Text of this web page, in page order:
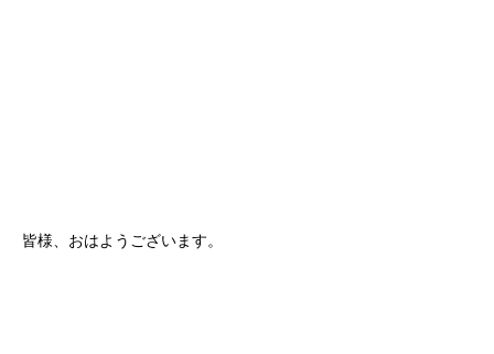
皆様、おはようございます。